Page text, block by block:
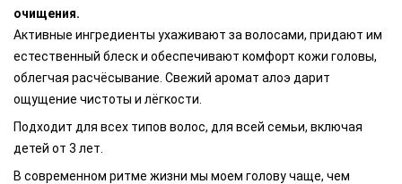
очищения.
Активные ингредиенты ухаживают за волосами, придают им
естественный блеск и обеспечивают комфорт кожи головы,
облегчая расчёсывание. Свежий аромат алоэ дарит
ощущение чистоты и лёгкости.
Подходит для всех типов волос, для всей семьи, включая
детей от 3 лет.
В современном ритме жизни мы моем голову чаще, чем